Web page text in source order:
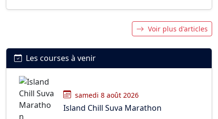
Voir plus d'articles
Les courses à venir
samedi 8 août 2026
Island Chill Suva Marathon